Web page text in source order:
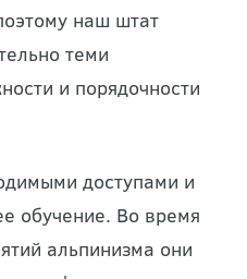
наш штат
теми
и порядочности
доступами и
обучение. Во время
альпинизма они